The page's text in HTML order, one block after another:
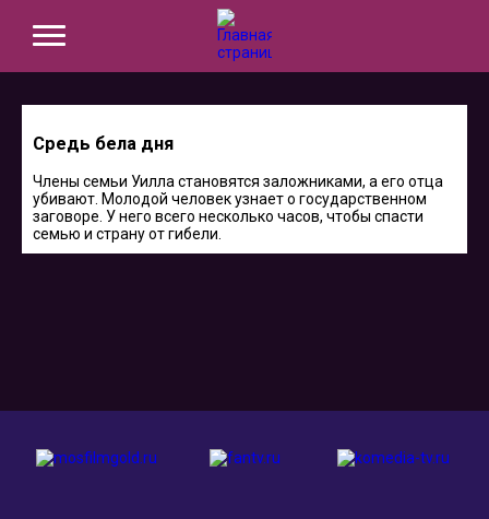
Средь бела дня
Члены семьи Уилла становятся заложниками, а его отца
убивают. Молодой человек узнает о государственном
заговоре. У него всего несколько часов, чтобы спасти
семью и страну от гибели.